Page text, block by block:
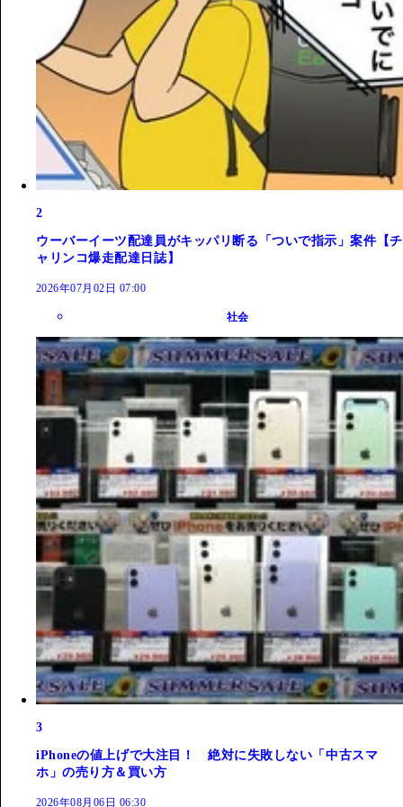
2
ウーバーイーツ配達員がキッパリ断る「ついで指示」案件【チ
ャリンコ爆走配達日誌】
2026年07月02日 07:00
社会
3
iPhoneの値上げで大注目！ 絶対に失敗しない「中古スマ
ホ」の売り方＆買い方
2026年08月06日 06:30